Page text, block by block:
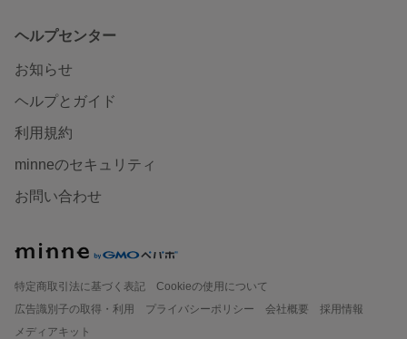
ヘルプセンター
お知らせ
ヘルプとガイド
利用規約
minneのセキュリティ
お問い合わせ
特定商取引法に基づく表記
Cookieの使用について
広告識別子の取得・利用
プライバシーポリシー 会社概要
採用情報
メディアキット